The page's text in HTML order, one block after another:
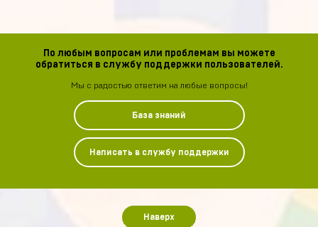
По любым вопросам или проблемам вы можете
обратиться в службу поддержки пользователей.
Мы с радостью ответим на любые вопросы!
База знаний
Написать в службу поддержки
Наверх